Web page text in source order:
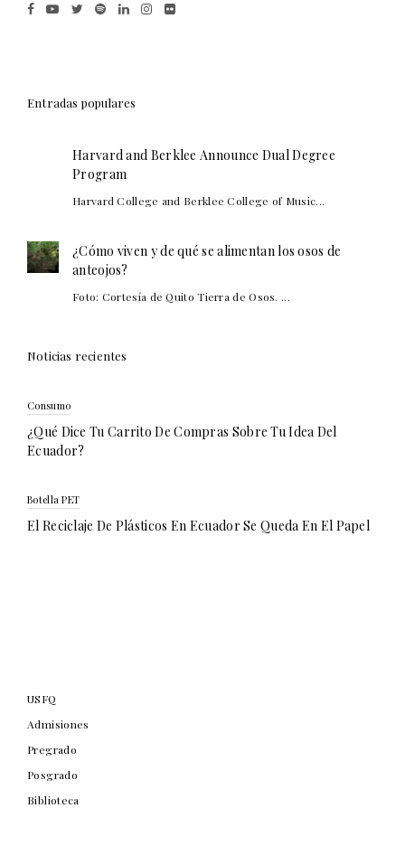
Entradas populares
Harvard and Berklee Announce Dual Degree
Program
Harvard College and Berklee College of Music...
¿Cómo viven y de qué se alimentan los osos de
anteojos?
Foto: Cortesía de Quito Tierra de Osos. ...
Noticias recientes
Consumo
¿Qué Dice Tu Carrito De Compras Sobre Tu Idea Del
Ecuador?
Botella PET
El Reciclaje De Plásticos En Ecuador Se Queda En El Papel
USFQ
Admisiones
Pregrado
Posgrado
Biblioteca